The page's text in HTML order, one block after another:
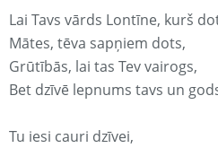
Lai Tavs vārds Lontīne, kurš
Mātes, tēva sapņiem dots,
Grūtībās, lai tas Tev vairogs,
Bet dzīvē lepnums tavs un
Tu iesi cauri dzīvei,